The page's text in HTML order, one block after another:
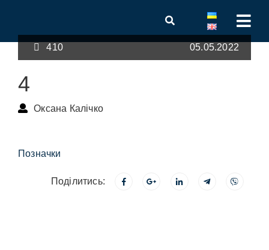
410 05.05.2022
4
Оксана Калічко
Позначки
Поділитись: